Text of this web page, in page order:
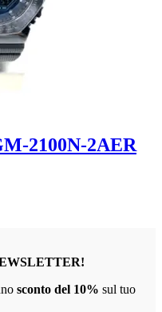
2100N-2AER
sconto del 10% sul tuo